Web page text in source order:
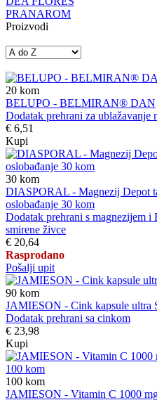
PRANAROM
Proizvodi
20 kom
BELUPO - BELMIRAN® DAN
Dodatak prehrani za ublažavanje
€ 6,51
Kupi
30 kom
DIASPORAL - Magnezij Depot
oslobađanje 30 kom
Dodatak prehrani s magnezijem
smirene živce
€ 20,64
Rasprodano
Pošalji upit
90 kom
JAMIESON - Cink kapsule ultra
Dodatak prehrani sa cinkom
€ 23,98
Kupi
100 kom
JAMIESON - Vitamin C 1000